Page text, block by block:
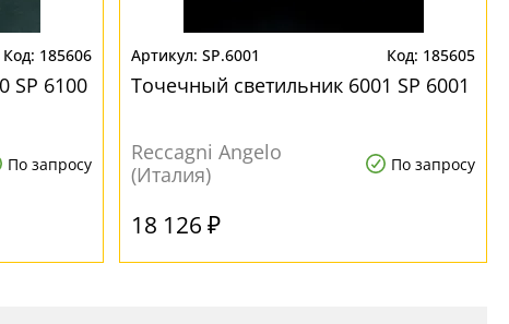
185606
SP 6100
По запросу
SP.6001 185605
Точечный светильник 6001 SP 6001
Reccagni Angelo
(Италия)
По запросу
18 126 ₽